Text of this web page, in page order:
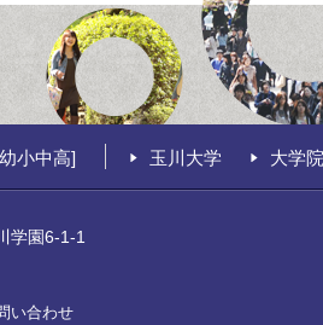
小中高] 玉川大学 大学院
学園6-1-1
い合わせ